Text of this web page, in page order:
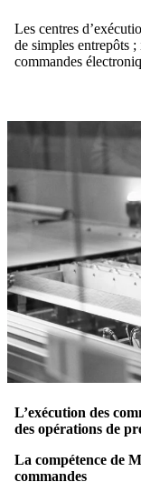
Les centres
de simples entrepôts
commandes
L’exécution des
des opérations de
La compétence de
commandes